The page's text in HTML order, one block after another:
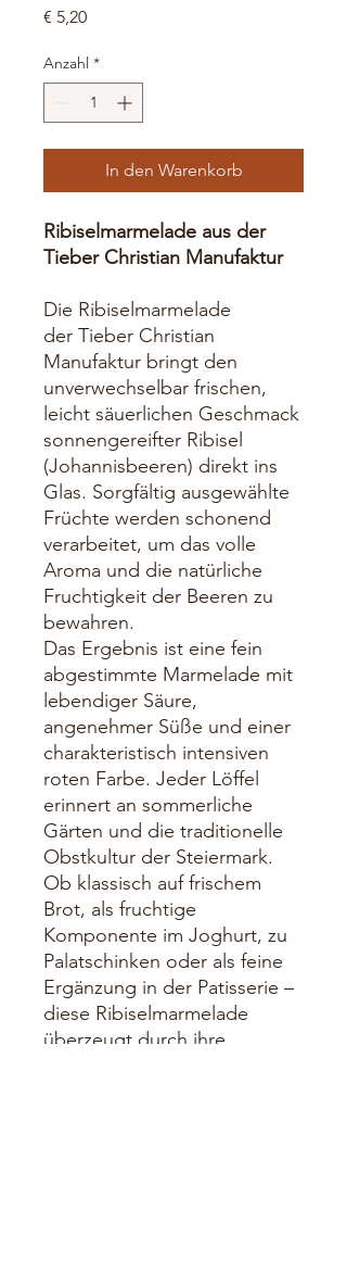
€ 5,20Preis
Anzahl *
In den Warenkorb
Ribiselmarmelade aus der
Tieber Christian Manufaktur
Die Ribiselmarmelade
der Tieber Christian
Manufaktur bringt den
unverwechselbar frischen,
leicht säuerlichen Geschmack
sonnengereifter Ribisel
(Johannisbeeren) direkt ins
Glas. Sorgfältig ausgewählte
Früchte werden schonend
verarbeitet, um das volle
Aroma und die natürliche
Fruchtigkeit der Beeren zu
bewahren.
Das Ergebnis ist eine fein
abgestimmte Marmelade mit
lebendiger Säure,
angenehmer Süße und einer
charakteristisch intensiven
roten Farbe. Jeder Löffel
erinnert an sommerliche
Gärten und die traditionelle
Obstkultur der Steiermark.
Ob klassisch auf frischem
Brot, als fruchtige
Komponente im Joghurt, zu
Palatschinken oder als feine
Ergänzung in der Patisserie –
diese Ribiselmarmelade
überzeugt durch ihre